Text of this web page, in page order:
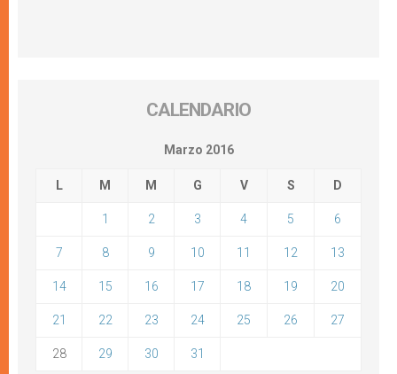
CALENDARIO
Marzo 2016
L M M G V S D
1 2 3 4 5 6
7 8 9 10 11 12 13
14 15 16 17 18 19 20
21 22 23 24 25 26 27
28 29 30 31